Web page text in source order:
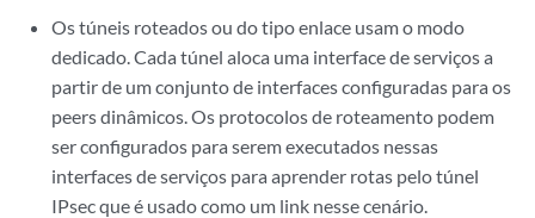
Os túneis roteados ou do tipo enlace usam o modo
dedicado. Cada túnel aloca uma interface de serviços a
partir de um conjunto de interfaces configuradas para os
peers dinâmicos. Os protocolos de roteamento podem
ser configurados para serem executados nessas
interfaces de serviços para aprender rotas pelo túnel
IPsec que é usado como um link nesse cenário.